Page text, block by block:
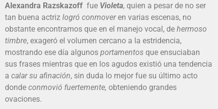
Alexandra Razskazoff fue Violeta, quien a pesar de no ser
tan buena actriz logró conmoveren varias escenas, no
obstante encontramos que en el manejo vocal, de hermoso
timbre, exageró el volumen cercano a la estridencia,
mostrando ese día algunos portamentos que ensuciaban
sus frases mientras que en los agudos existió una tendencia
a calar su afinación, sin duda lo mejor fue su último acto
donde conmovió fuertemente, obteniendo grandes
ovaciones.